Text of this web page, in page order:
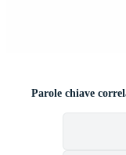
Parole chiave